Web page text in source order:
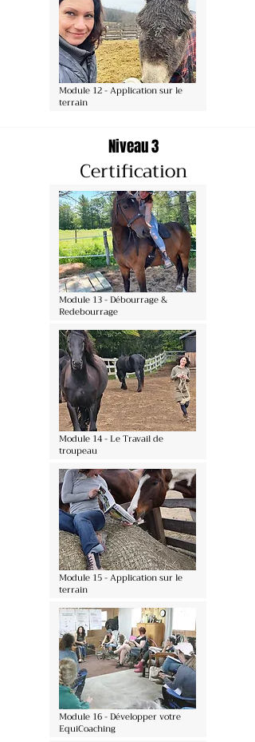
Module 12 - Application sur le
terrain
Niveau 3
Certification
Module 13 - Débourrage &
Redebourrage
Module 14 - Le Travail de
troupeau
Module 15 - Application sur le
terrain
Module 16 - Développer votre
EquiCoaching